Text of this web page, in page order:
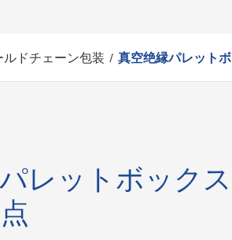
ルドチェーン包装 真空绝縁パレット
レットボック